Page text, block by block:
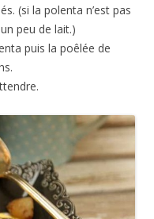
(si la polenta n’est pas
peu de lait.)
puis la poêlée de